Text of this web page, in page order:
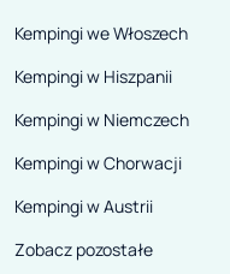
Kempingi we Włoszech
Kempingi w Hiszpanii
Kempingi w Niemczech
Kempingi w Chorwacji
Kempingi w Austrii
Zobacz pozostałe